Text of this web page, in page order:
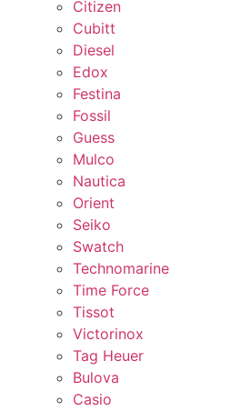
Citizen
Cubitt
Diesel
Edox
Festina
Fossil
Guess
Mulco
Nautica
Orient
Seiko
Swatch
Technomarine
Time Force
Tissot
Victorinox
Tag Heuer
Bulova
Casio